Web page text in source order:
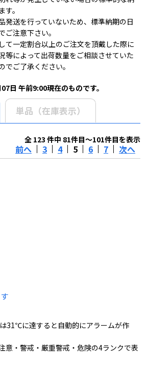
。
発送を行っていないため、標準納期の日
ご注意下さい。
て一定割合以上のご注文を頂戴した際に
等によって出荷数量をご相談させていた
でご了承ください。
日 午前9:00現在のものです。
単品（在庫表示）
全 123 件中 81件目～101件目を表示
前へ 3 4 5 6 7 次へ
31℃に達すると自動的にアラームが作
意・警戒・厳重警戒・危険の4ランクで表